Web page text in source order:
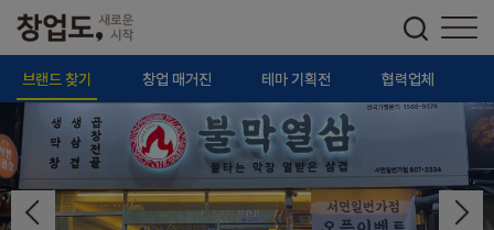
브랜드 찾기 창업 매거진 테마 기획전 협력업체